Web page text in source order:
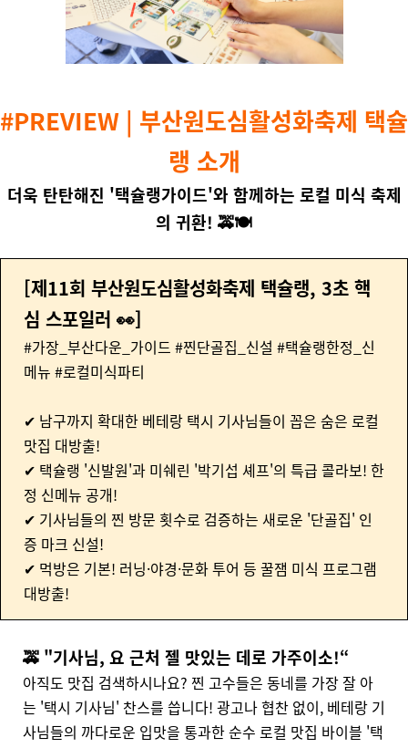
#PREVIEW | 부산원도심활성화축제 택슐
랭 소개
더욱 탄탄해진 '택슐랭가이드'와 함께하는 로컬 미식 축제
의 귀환! 🚕🍽
[제11회 부산원도심활성화축제 택슐랭, 3초 핵
심 스포일러 👀]
#가장_부산다운_가이드 #찐단골집_신설 #택슐랭한정_신
메뉴 #로컬미식파티
✔ 남구까지 확대한 베테랑 택시 기사님들이 꼽은 숨은 로컬
맛집 대방출!
✔ 택슐랭 '신발원'과 미쉐린 '박기섭 셰프'의 특급 콜라보! 한
정 신메뉴 공개!
✔ 기사님들의 찐 방문 횟수로 검증하는 새로운 '단골집' 인
증 마크 신설!
✔ 먹방은 기본! 러닝·야경·문화 투어 등 꿀잼 미식 프로그램
대방출!
🚕 "기사님, 요 근처 젤 맛있는 데로 가주이소!“
아직도 맛집 검색하시나요? 찐 고수들은 동네를 가장 잘 아
는 '택시 기사님' 찬스를 씁니다! 광고나 협찬 없이, 베테랑 기
사님들의 까다로운 입맛을 통과한 순수 로컬 맛집 바이블 '택